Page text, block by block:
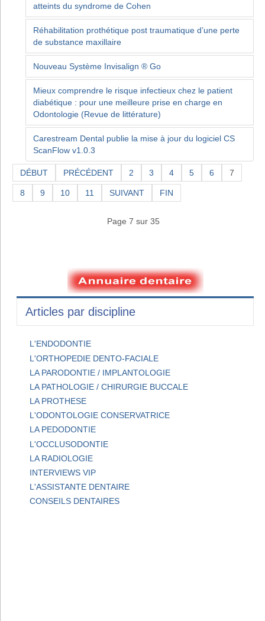
atteints du syndrome de Cohen
Réhabilitation prothétique post traumatique d’une perte
de substance maxillaire
Nouveau Système Invisalign ® Go
Mieux comprendre le risque infectieux chez le patient
diabétique : pour une meilleure prise en charge en
Odontologie (Revue de littérature)
Carestream Dental publie la mise à jour du logiciel CS
ScanFlow v1.0.3
DÉBUT PRÉCÉDENT 2 3 4 5 6 7
8 9 10 11 SUIVANT FIN
Page 7 sur 35
Articles par discipline
L'ENDODONTIE
L'ORTHOPEDIE DENTO-FACIALE
LA PARODONTIE / IMPLANTOLOGIE
LA PATHOLOGIE / CHIRURGIE BUCCALE
LA PROTHESE
L'ODONTOLOGIE CONSERVATRICE
LA PEDODONTIE
L'OCCLUSODONTIE
LA RADIOLOGIE
INTERVIEWS VIP
L'ASSISTANTE DENTAIRE
CONSEILS DENTAIRES